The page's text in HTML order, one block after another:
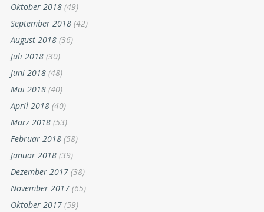
Oktober 2018 (49)
September 2018 (42)
August 2018 (36)
Juli 2018 (30)
Juni 2018 (48)
Mai 2018 (40)
April 2018 (40)
März 2018 (53)
Februar 2018 (58)
Januar 2018 (39)
Dezember 2017 (38)
November 2017 (65)
Oktober 2017 (59)